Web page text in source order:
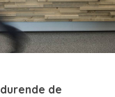
de